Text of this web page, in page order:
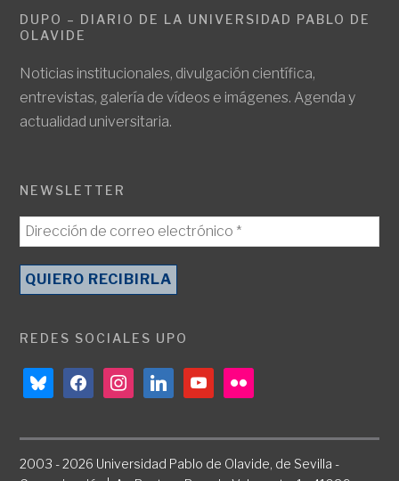
DUPO – DIARIO DE LA UNIVERSIDAD PABLO DE
OLAVIDE
Noticias institucionales, divulgación científica,
entrevistas, galería de vídeos e imágenes. Agenda y
actualidad universitaria.
NEWSLETTER
REDES SOCIALES UPO
blueskyfacebookinstagramlinkedinyoutubeflickr
2003 - 2026 Universidad Pablo de Olavide, de Sevilla -